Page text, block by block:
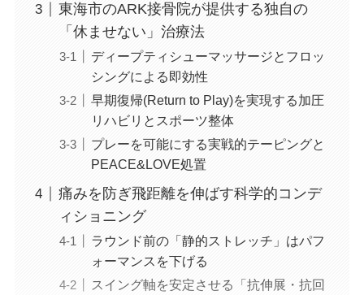
東海市のARK接骨院が提供する独自の
「休ませない」治療法
ディープティシューマッサージとフロッ
シングによる即効性
早期復帰(Return to Play)を実現する加圧
リハビリとスポーツ整体
プレーを可能にする実戦的テーピングと
PEACE&LOVE処置
痛みを防ぎ飛距離を伸ばす科学的コンデ
ィショニング
ラウンド前の「静的ストレッチ」はパフ
ォーマンスを下げる
スイング軸を安定させる「抗伸展・抗回